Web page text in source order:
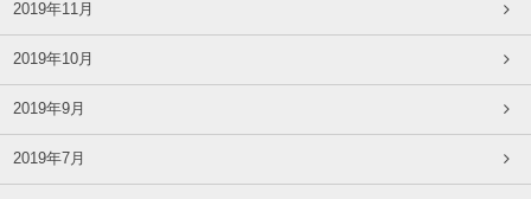
2019年11月
2019年10月
2019年9月
2019年7月